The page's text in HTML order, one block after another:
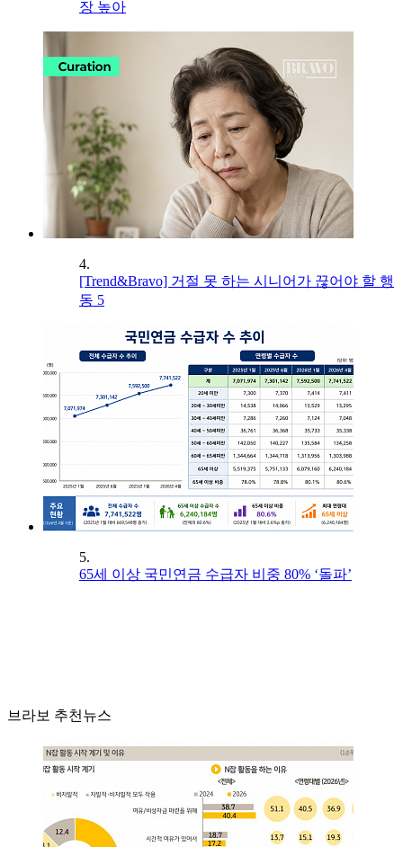
장 높아
4.
[Trend&Bravo] 거절 못 하는 시니어가 끊어야 할 행
동 5
5.
65세 이상 국민연금 수급자 비중 80% ‘돌파’
브라보 추천뉴스